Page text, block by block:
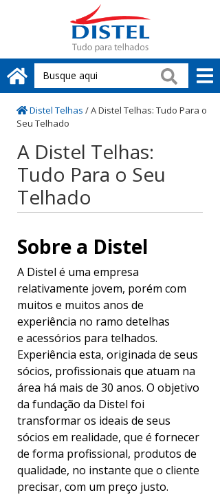
Distel Telhas /A Distel Telhas: Tudo Para o
Seu Telhado
A Distel Telhas:
Tudo Para o Seu
Telhado
Sobre a Distel
A Distel é uma empresa
relativamente jovem, porém com
muitos e muitos anos de
experiência no ramo detelhas
e acessórios para telhados.
Experiência esta, originada de seus
sócios, profissionais que atuam na
área há mais de 30 anos. O objetivo
da fundação da Distel foi
transformar os ideais de seus
sócios em realidade, que é fornecer
de forma profissional, produtos de
qualidade, no instante que o cliente
precisar, com um preço justo.